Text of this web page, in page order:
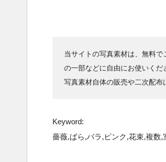
当サイトの写真素材は、無料
の一部などに自由にお使いくだ
写真素材自体の販売や二次配布
Keyword:
薔薇,ばら,バラ,ピンク,花束,複数